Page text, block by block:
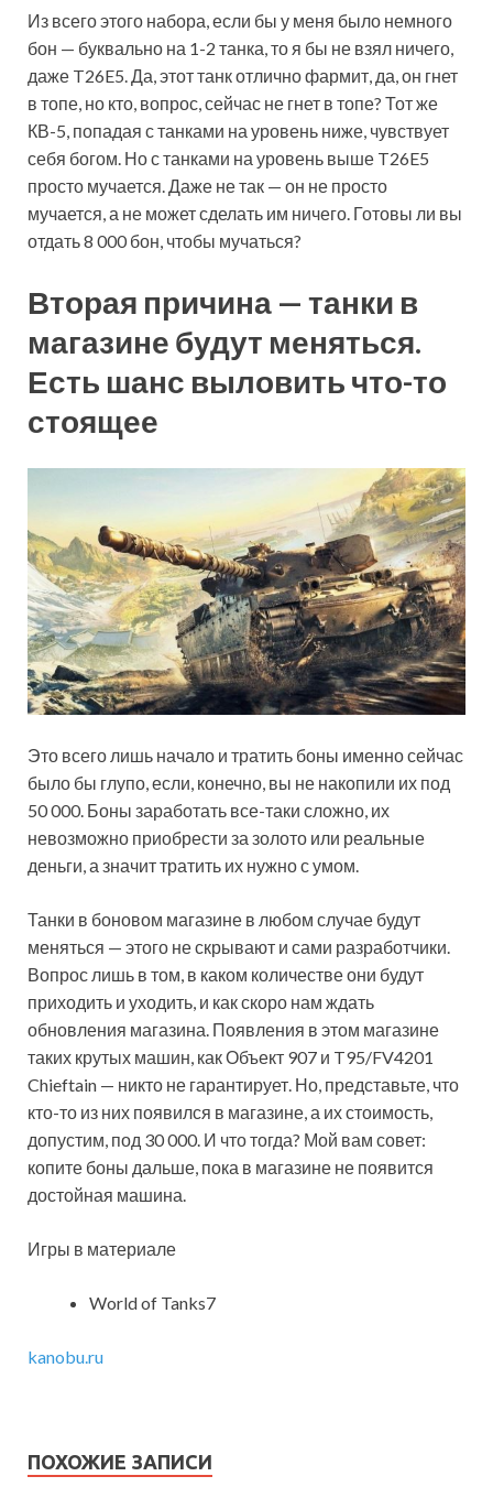
Из всего этого набора, если бы у меня было немного
бон — буквально на 1-2 танка, то я бы не взял ничего,
даже T26E5. Да, этот танк отлично фармит, да, он гнет
в топе, но кто, вопрос, сейчас не гнет в топе? Тот же
КВ-5, попадая с танками на уровень ниже, чувствует
себя богом. Но с танками на уровень выше T26E5
просто мучается. Даже не так — он не просто
мучается, а не может сделать им ничего. Готовы ли вы
отдать 8 000 бон, чтобы мучаться?
Вторая причина — танки в
магазине будут меняться.
Есть шанс выловить что-то
стоящее
Это всего лишь начало и тратить боны именно сейчас
было бы глупо, если, конечно, вы не накопили их под
50 000. Боны заработать все-таки сложно, их
невозможно приобрести за золото или реальные
деньги, а значит тратить их нужно с умом.
Танки в боновом магазине в любом случае будут
меняться — этого не скрывают и сами разработчики.
Вопрос лишь в том, в каком количестве они будут
приходить и уходить, и как скоро нам ждать
обновления магазина. Появления в этом магазине
таких крутых машин, как Объект 907 и T95/FV4201
Chieftain — никто не гарантирует. Но, представьте, что
кто-то из них появился в магазине, а их стоимость,
допустим, под 30 000. И что тогда? Мой вам совет:
копите боны дальше, пока в магазине не появится
достойная машина.
Игры в материале
World of Tanks7
kanobu.ru
ПОХОЖИЕ ЗАПИСИ